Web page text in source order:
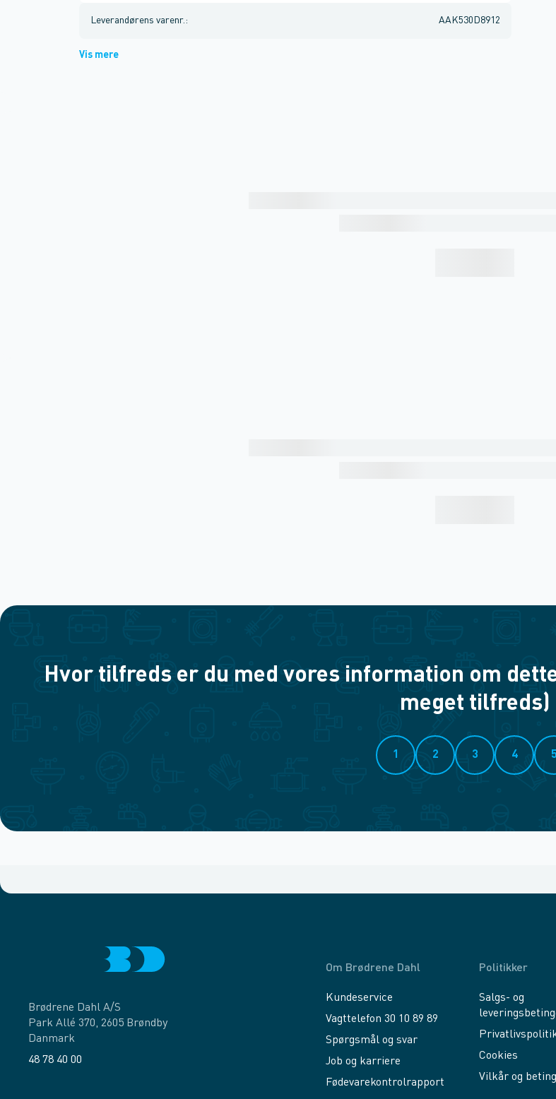
Leverandørens varenr. : AAK530D8912
Vis mere
Hvor tilfreds er du med vores information om
meget tilfreds)
1 2 3 4 5
Brødrene Dahl A/S
Park Allé 370, 2605 Brøndby
Danmark
48 78 40 00
Om Brødrene Dahl
Kundeservice
Vagttelefon 30 10 89 89
Spørgsmål og svar
Job og karriere
Fødevarekontrolrapport
Politikker
Salgs- og
Cookies
Vilkår og